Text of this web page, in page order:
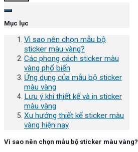
Mục lục
Vì sao nên chọn mẫu bộ
sticker màu vàng?
Các phong cách sticker màu
vàng phổ biến
Ứng dụng của mẫu bộ sticker
màu vàng
Lưu ý khi thiết kế và in sticker
màu vàng
Xu hướng thiết kế sticker màu
vàng hiện nay
Vì sao nên chọn mẫu bộ sticker màu vàng?